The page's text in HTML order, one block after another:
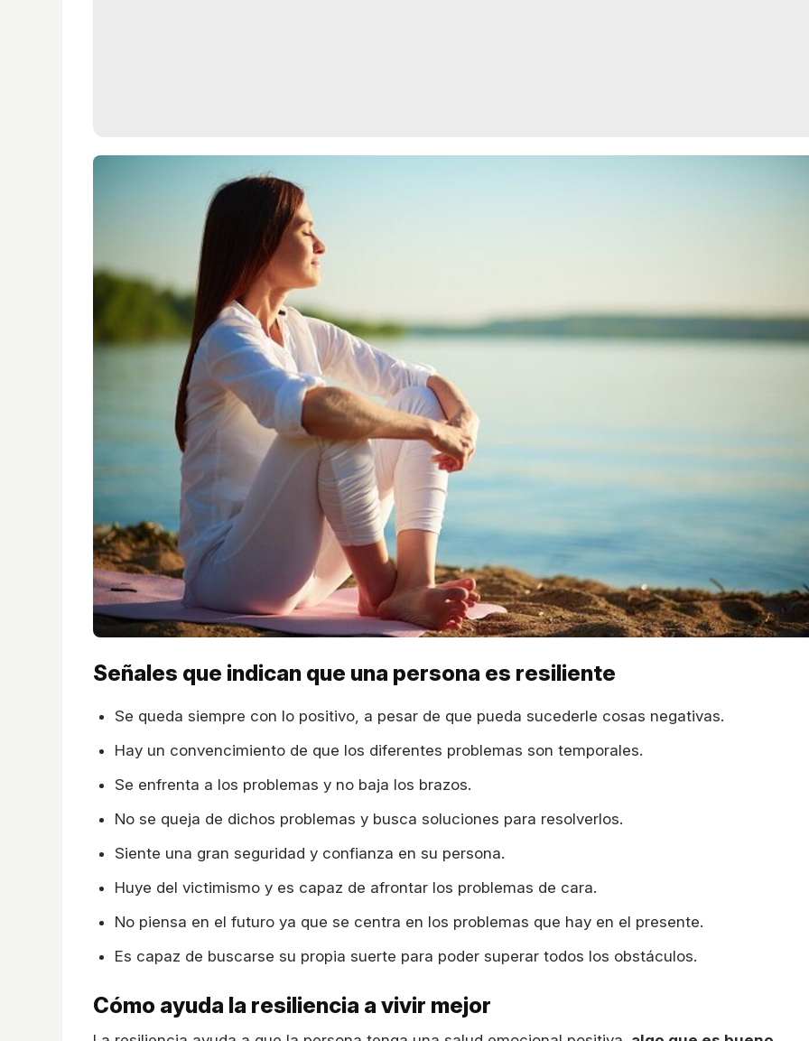
Señales que indican que una persona es resiliente
Se queda siempre con lo positivo, a pesar de que pueda sucederle cosas negativas.
Hay un convencimiento de que los diferentes problemas son temporales.
Se enfrenta a los problemas y no baja los brazos.
No se queja de dichos problemas y busca soluciones para resolverlos.
Siente una gran seguridad y confianza en su persona.
Huye del victimismo y es capaz de afrontar los problemas de cara.
No piensa en el futuro ya que se centra en los problemas que hay en el presente.
Es capaz de buscarse su propia suerte para poder superar todos los obstáculos.
Cómo ayuda la resiliencia a vivir mejor